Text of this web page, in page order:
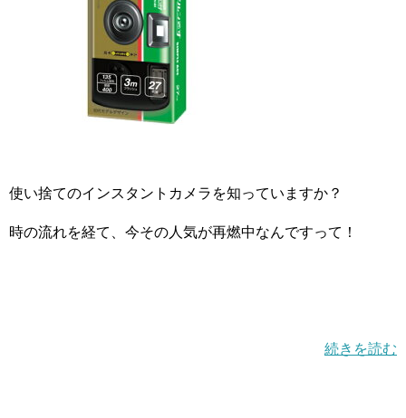
使い捨てのインスタントカメラを知っていますか？
時の流れを経て、今その人気が再燃中なんですって！
続きを読む